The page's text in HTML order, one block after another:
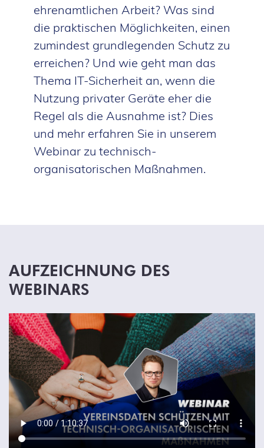
ehrenamtlichen Arbeit? Was sind
die praktischen Möglichkeiten, einen
zumindest grundlegenden Schutz zu
erreichen? Und wie geht man das
Thema IT-Sicherheit an, wenn die
Nutzung privater Geräte eher die
Regel als die Ausnahme ist? Dies
und mehr erfahren Sie in unserem
Webinar zu technisch-
organisatorischen Maßnahmen.
AUFZEICHNUNG DES
WEBINARS